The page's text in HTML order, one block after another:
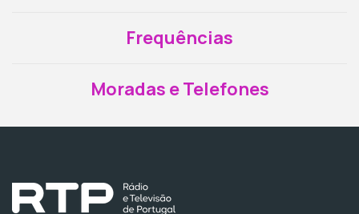
Frequências
Moradas e Telefones